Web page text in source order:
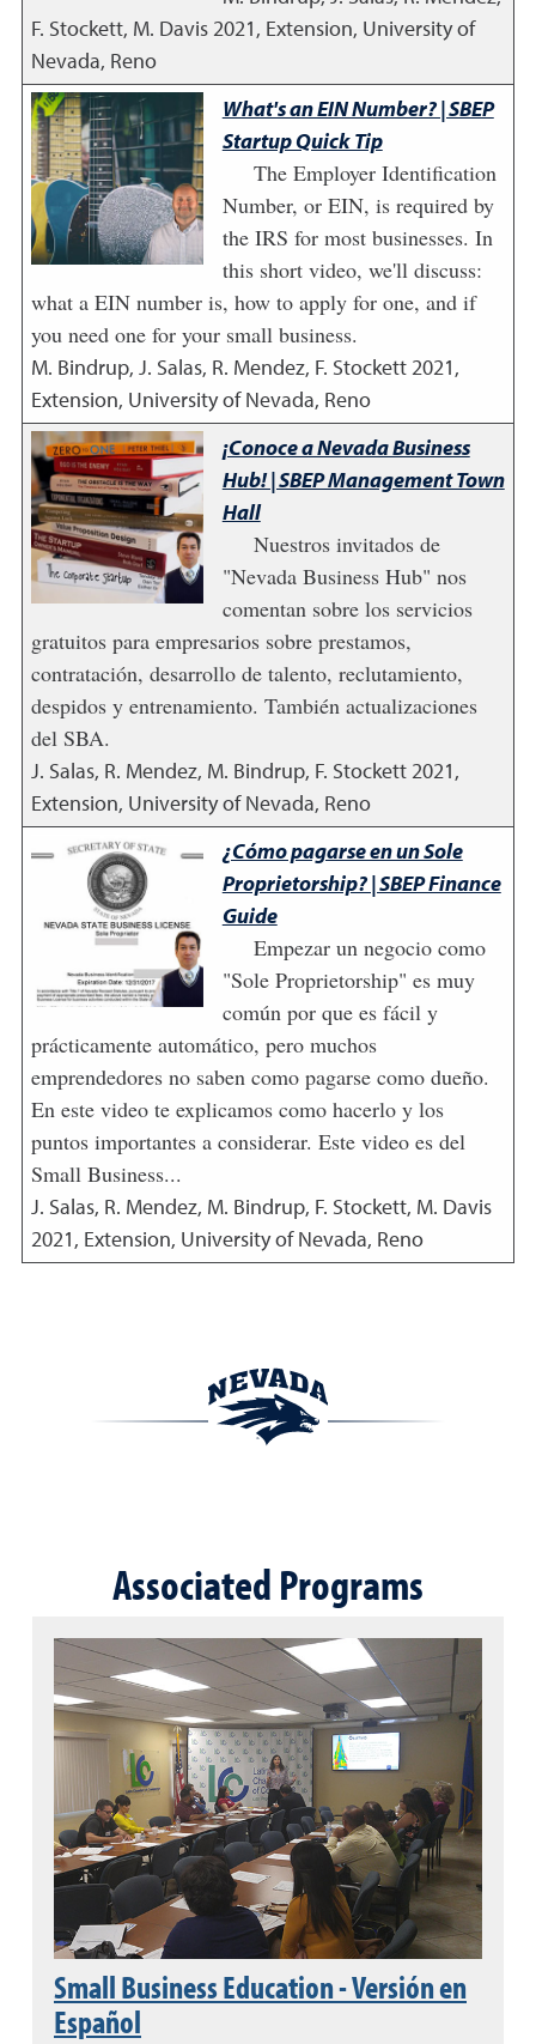
F. Stockett, M. Davis2021, Extension, University of
Nevada, Reno
What's an EIN Number? | SBEP
Startup Quick Tip
The Employer Identification
Number, or EIN, is required by
the IRS for most businesses. In
this short video, we'll discuss:
what a EIN number is, how to apply for one, and if
you need one for your small business.
M. Bindrup, J. Salas, R. Mendez, F. Stockett2021,
Extension, University of Nevada, Reno
¡Conoce a Nevada Business
Hub! | SBEP Management Town
Hall
Nuestros invitados de
"Nevada Business Hub" nos
comentan sobre los servicios
gratuitos para empresarios sobre prestamos,
contratación, desarrollo de talento, reclutamiento,
despidos y entrenamiento. También actualizaciones
del SBA.
J. Salas, R. Mendez, M. Bindrup, F. Stockett2021,
Extension, University of Nevada, Reno
¿Cómo pagarse en un Sole
Proprietorship? | SBEP Finance
Guide
Empezar un negocio como
"Sole Proprietorship" es muy
común por que es fácil y
prácticamente automático, pero muchos
emprendedores no saben como pagarse como dueño.
En este video te explicamos como hacerlo y los
puntos importantes a considerar. Este video es del
Small Business...
J. Salas, R. Mendez, M. Bindrup, F. Stockett, M. Davis
2021, Extension, University of Nevada, Reno
Associated Programs
Small Business Education - Versión en
Español